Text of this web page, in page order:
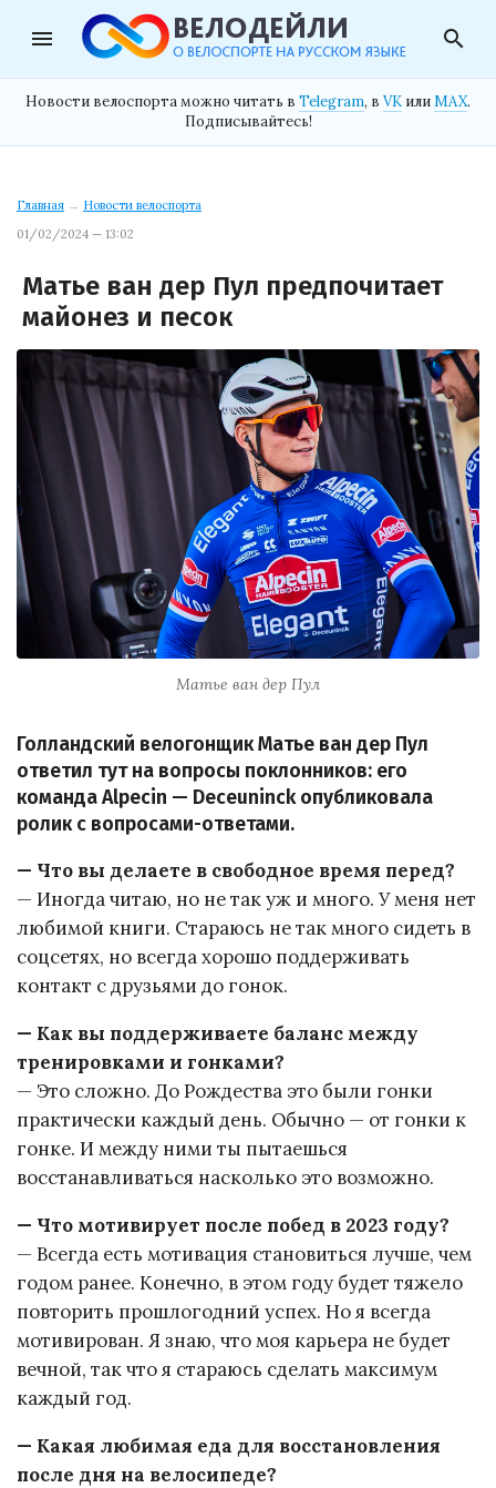
menu search
Новости велоспорта можно читать в Telegram, в VK илиMAX.
Подписывайтесь!
Главная → Новости велоспорта
01/02/2024 — 13:02
Матье ван дер Пул предпочитает
майонез и песок
Матье ван дер Пул
Голландский велогонщик Матье ван дер Пул
ответил тут на вопросы поклонников: его
команда Alpecin — Deceuninck опубликовала
ролик с вопросами-ответами.
— Что вы делаете в свободное время перед?
— Иногда читаю, но не так уж и много. У меня нет
любимой книги. Стараюсь не так много сидеть в
соцсетях, но всегда хорошо поддерживать
контакт с друзьями до гонок.
— Как вы поддерживаете баланс между
тренировками и гонками?
— Это сложно. До Рождества это были гонки
практически каждый день. Обычно — от гонки к
гонке. И между ними ты пытаешься
восстанавливаться насколько это возможно.
— Что мотивирует после побед в 2023 году?
— Всегда есть мотивация становиться лучше, чем
годом ранее. Конечно, в этом году будет тяжело
повторить прошлогодний успех. Но я всегда
мотивирован. Я знаю, что моя карьера не будет
вечной, так что я стараюсь сделать максимум
каждый год.
— Какая любимая еда для восстановления
после дня на велосипеде?